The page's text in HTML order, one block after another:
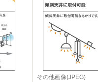
その他画像(JPEG)